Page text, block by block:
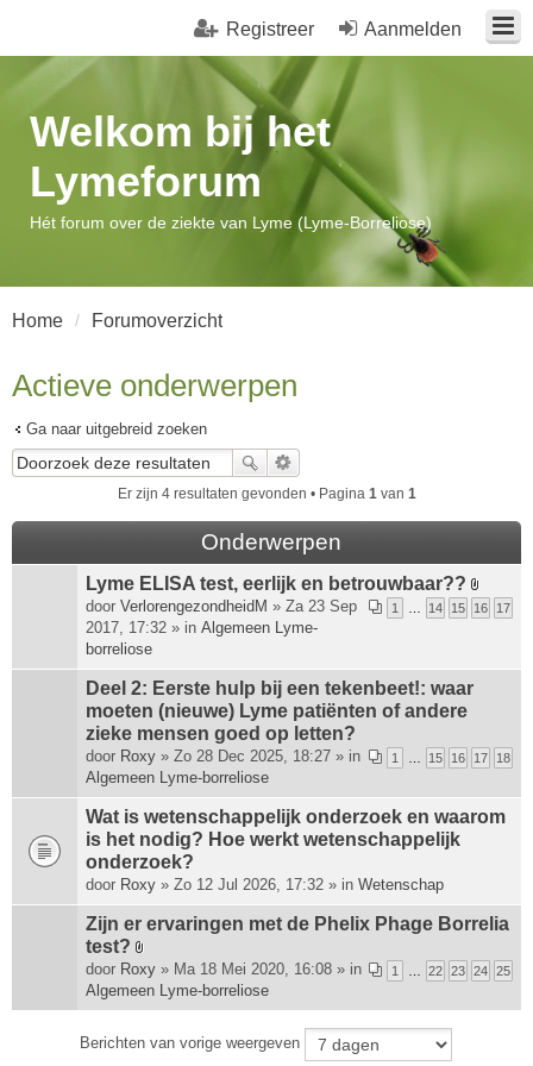
Aanmelden
Registreer
Welkom bij het
Lymeforum
Hét forum over de ziekte van Lyme (Lyme-Borreliose)
Home Forumoverzicht
Actieve onderwerpen
Ga naar uitgebreid zoeken
Er zijn 4 resultaten gevonden • Pagina 1 van 1
Onderwerpen
Lyme ELISA test, eerlijk en betrouwbaar??
B
i
(
n
1 … 14 15 16 17
door VerlorengezondheidM » Za 23 Sep
2017, 17:32 » in Algemeen Lyme-
borreliose
Deel 2: Eerste hulp bij een tekenbeet!: waar
moeten (nieuwe) Lyme patiënten of andere
zieke mensen goed op letten?
1 … 15 16 17 18
door Roxy » Zo 28 Dec 2025, 18:27 » in
Algemeen Lyme-borreliose
Wat is wetenschappelijk onderzoek en waarom
is het nodig? Hoe werkt wetenschappelijk
onderzoek?
door Roxy » Zo 12 Jul 2026, 17:32 » in Wetenschap
Zijn er ervaringen met de Phelix Phage Borrelia
test?
B
i
a
1 … 22 23 24 25
door Roxy » Ma 18 Mei 2020, 16:08 » in
Algemeen Lyme-borreliose
Berichten van vorige weergeven